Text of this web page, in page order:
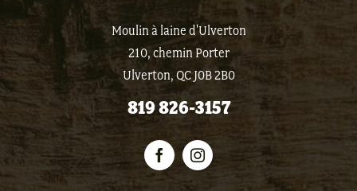
Moulin à laine d'Ulverton
210, chemin Porter
Ulverton, QC J0B 2B0
819 826-3157